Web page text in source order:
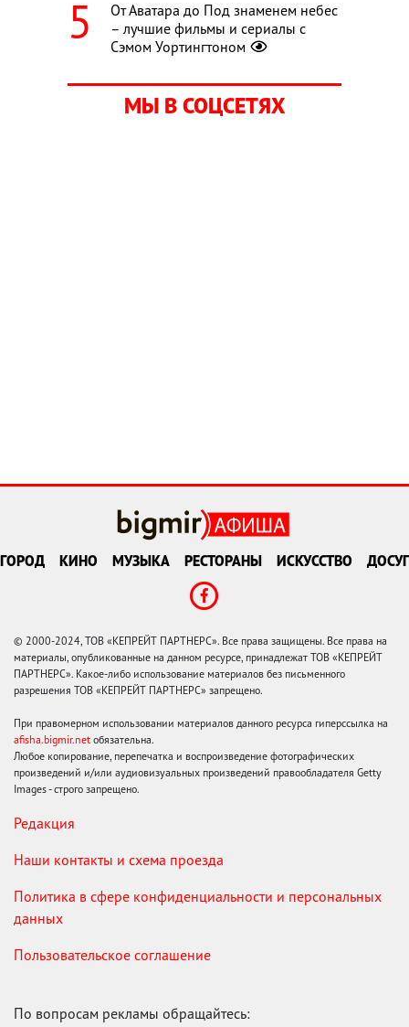
От Аватара до Под знаменем небес
– лучшие фильмы и сериалы с
Сэмом Уортингтоном
МЫ В СОЦСЕТЯХ
ГОРОД КИНО МУЗЫКА РЕСТОРАНЫ ИСКУССТВО ДОСУГ
© 2000-2024, ТОВ «КЕПРЕЙТ ПАРТНЕРС». Все права защищены. Все права на
материалы, опубликованные на данном ресурсе, принадлежат ТОВ «КЕПРЕЙТ
ПАРТНЕРС». Какое-либо использование материалов без письменного
разрешения ТОВ «КЕПРЕЙТ ПАРТНЕРС» запрещено.
При правомерном использовании материалов данного ресурса гиперссылка на
afisha.bigmir.net обязательна.
Любое копирование, перепечатка и воспроизведение фотографических
произведений и/или аудиовизуальных произведений правообладателя Getty
Images - строго запрещено.
Редакция
Наши контакты и схема проезда
Политика в сфере конфиденциальности и персональных
данных
Пользовательское соглашение
По вопросам рекламы обращайтесь: